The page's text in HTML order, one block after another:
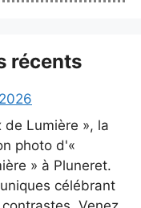
récents
de Lumière », la
photo d'«
» à Pluneret.
célébrant